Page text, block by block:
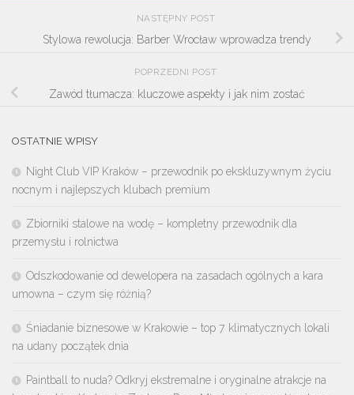
NASTĘPNY POST
Stylowa rewolucja: Barber Wrocław wprowadza trendy
POPRZEDNI POST
Zawód tłumacza: kluczowe aspekty i jak nim zostać
OSTATNIE WPISY
Night Club VIP Kraków – przewodnik po ekskluzywnym życiu
nocnym i najlepszych klubach premium
Zbiorniki stalowe na wodę – kompletny przewodnik dla
przemysłu i rolnictwa
Odszkodowanie od dewelopera na zasadach ogólnych a kara
umowna – czym się różnią?
Śniadanie biznesowe w Krakowie – top 7 klimatycznych lokali
na udany początek dnia
Paintball to nuda? Odkryj ekstremalne i oryginalne atrakcje na